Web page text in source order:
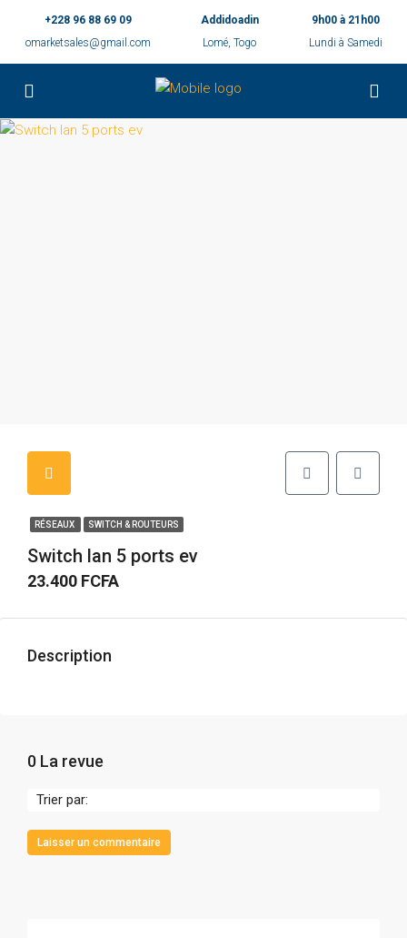
+228 96 88 69 09
omarketsales@gmail.com
Addidoadin
Lomé, Togo
9h00 à 21h00
Lundi à Samedi
RÉSEAUX SWITCH & ROUTEURS
Switch lan 5 ports ev
23.400 FCFA
Description
0 La revue
Trier par:
Laisser un commentaire